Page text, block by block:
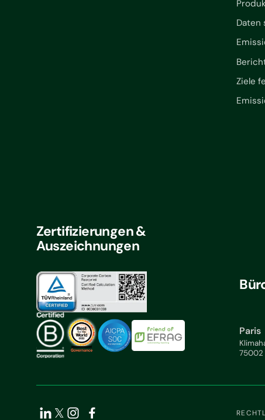
Daten
Ziele
Zertifizierungen &
Auszeichnungen
Paris
75002